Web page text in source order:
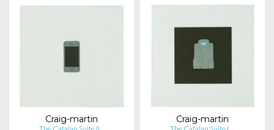
Craig-martin Craig-martin